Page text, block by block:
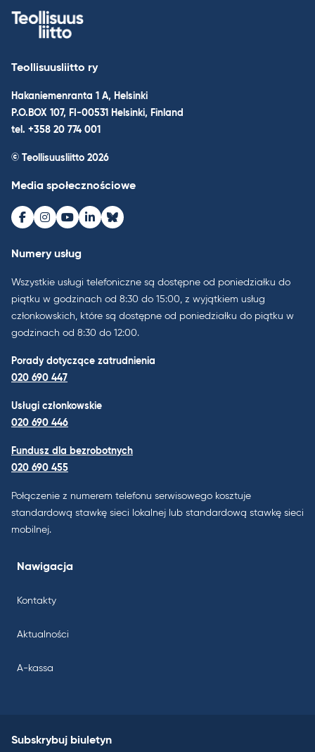
Teollisuusliitto ry
Hakaniemenranta 1 A, Helsinki
P.O.BOX 107, FI-00531 Helsinki, Finland
tel. +358 20 774 001
© Teollisuusliitto 2026
Media społecznościowe
Facebook
Instagram
Youtube
LinkedInBluesky
Numery usług
Wszystkie usługi telefoniczne są dostępne od poniedziałku do
piątku w godzinach od 8:30 do 15:00, z wyjątkiem usług
członkowskich, które są dostępne od poniedziałku do piątku w
godzinach od 8:30 do 12:00.
Porady dotyczące zatrudnienia
020 690 447
Usługi członkowskie
020 690 446
Fundusz dla bezrobotnych
020 690 455
Połączenie z numerem telefonu serwisowego kosztuje
standardową stawkę sieci lokalnej lub standardową stawkę sieci
mobilnej.
Nawigacja
Kontakty
Aktualności
A-kassa
Subskrybuj biuletyn